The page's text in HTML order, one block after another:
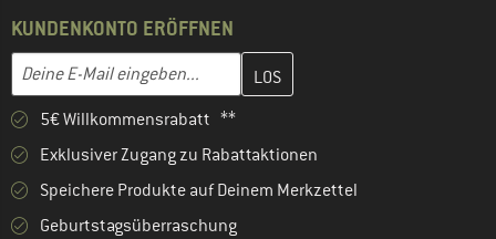
KUNDENKONTO ERÖFFNEN
E-Mail-Adresse
Gib hier deine E-Mail-Adresse ein und erstelle im nächsten
5€ Willkommensrabatt **
Exklusiver Zugang zu Rabattaktionen
Speichere Produkte auf Deinem Merkzettel
Geburtstagsüberraschung